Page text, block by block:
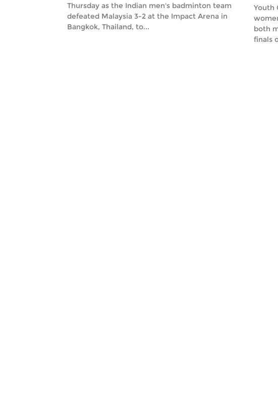
Thursday as the Indian men's badminton team
defeated Malaysia 3-2 at the Impact Arena in
Bangkok, Thailand, to...
Youth
both
finals